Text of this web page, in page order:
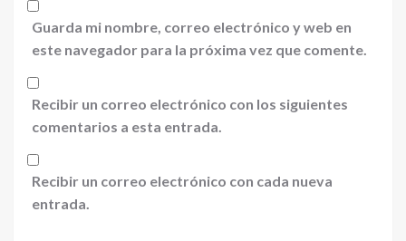
Guarda mi nombre, correo electrónico y web en
este navegador para la próxima vez que comente.
Recibir un correo electrónico con los siguientes
comentarios a esta entrada.
Recibir un correo electrónico con cada nueva
entrada.